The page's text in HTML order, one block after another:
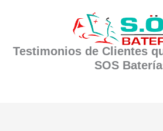
Testimonios de Clientes
SOS